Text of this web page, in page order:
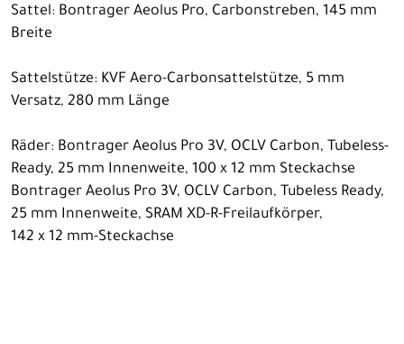
Sattel: Bontrager Aeolus Pro, Carbonstreben, 145 mm
Breite
Sattelstütze: KVF Aero-Carbonsattelstütze, 5 mm
Versatz, 280 mm Länge
Räder: Bontrager Aeolus Pro 3V, OCLV Carbon, Tubeless-
Ready, 25 mm Innenweite, 100 x 12 mm Steckachse
Bontrager Aeolus Pro 3V, OCLV Carbon, Tubeless Ready,
25 mm Innenweite, SRAM XD-R-Freilaufkörper,
142 x 12 mm-Steckachse